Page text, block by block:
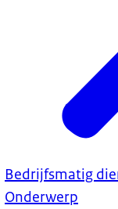
Bedrijfsmatig
Onderwerp